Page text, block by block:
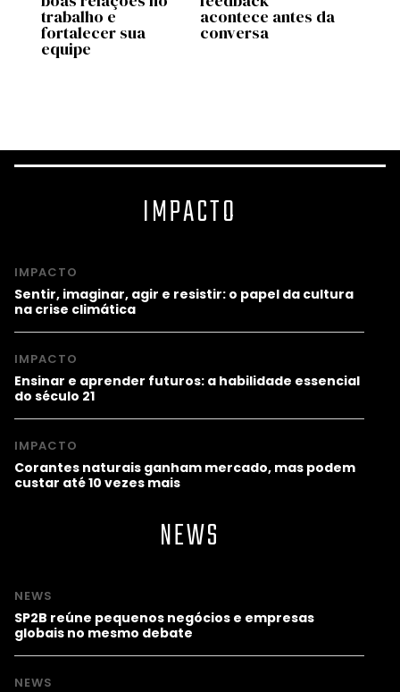
trabalho e
fortalecer sua
equipe
acontece antes da
conversa
IMPACTO
IMPACTO
Sentir, imaginar, agir e resistir: o papel da cultura
na crise climática
IMPACTO
Ensinar e aprender futuros: a habilidade essencial
do século 21
IMPACTO
Corantes naturais ganham mercado, mas podem
custar até 10 vezes mais
NEWS
NEWS
SP2B reúne pequenos negócios e empresas
globais no mesmo debate
NEWS